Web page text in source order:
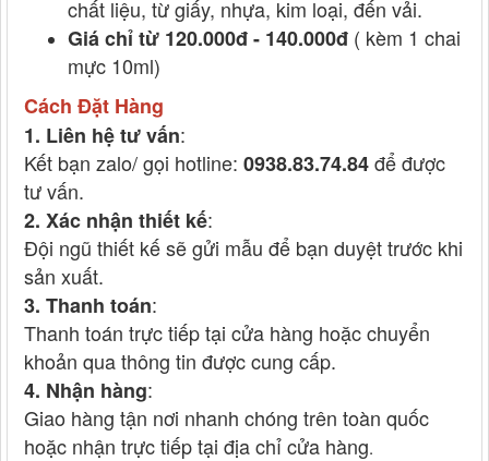
chất liệu, từ giấy, nhựa, kim loại, đến vải.
Giá chỉ từ 120.000đ - 140.000đ ( kèm 1 chai
mực 10ml)
Cách Đặt Hàng
1. Liên hệ tư vấn:
Kết bạn zalo/ gọi hotline: 0938.83.74.84để được
tư vấn.
2. Xác nhận thiết kế:
Đội ngũ thiết kế sẽ gửi mẫu để bạn duyệt trước khi
sản xuất.
3. Thanh toán:
Thanh toán trực tiếp tại cửa hàng hoặc chuyển
khoản qua thông tin được cung cấp.
4. Nhận hàng:
Giao hàng tận nơi nhanh chóng trên toàn quốc
hoặc nhận trực tiếp tại địa chỉ cửa hàng.